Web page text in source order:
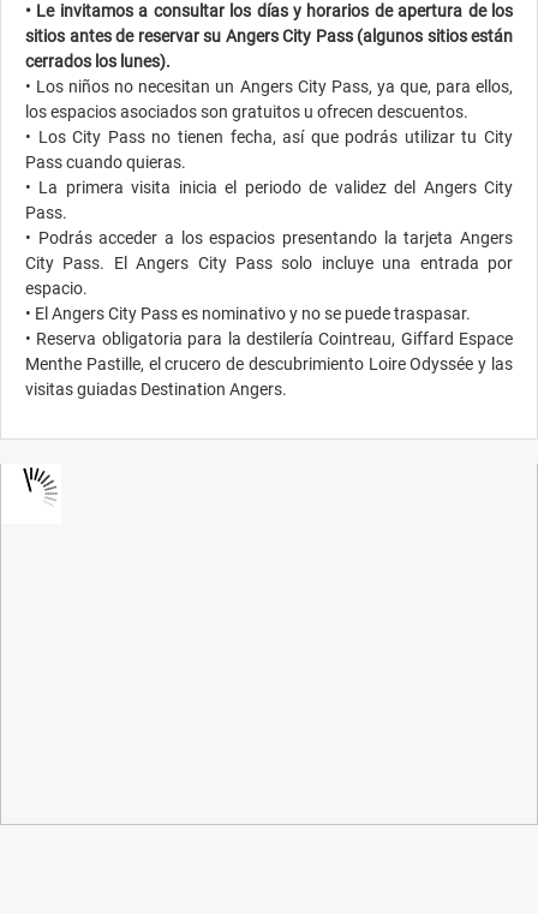
• Le invitamos a consultar los días y horarios de apertura de los
sitios antes de reservar su Angers City Pass (algunos sitios están
cerrados los lunes).
• Los niños no necesitan un Angers City Pass, ya que, para ellos,
los espacios asociados son gratuitos u ofrecen descuentos.
• Los City Pass no tienen fecha, así que podrás utilizar tu City
Pass cuando quieras.
• La primera visita inicia el periodo de validez del Angers City
Pass.
• Podrás acceder a los espacios presentando la tarjeta Angers
City Pass. El Angers City Pass solo incluye una entrada por
espacio.
• El Angers City Pass es nominativo y no se puede traspasar.
• Reserva obligatoria para la destilería Cointreau, Giffard Espace
Menthe Pastille, el crucero de descubrimiento Loire Odyssée y las
visitas guiadas Destination Angers.